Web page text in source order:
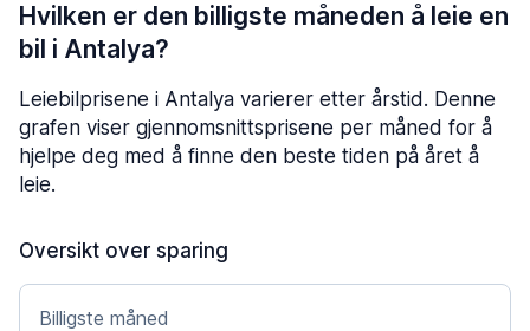
Hvilken er den billigste måneden å leie en
bil i Antalya?
Leiebilprisene i Antalya varierer etter årstid. Denne
grafen viser gjennomsnittsprisene per måned for å
hjelpe deg med å finne den beste tiden på året å
leie.
Oversikt over sparing
Billigste måned